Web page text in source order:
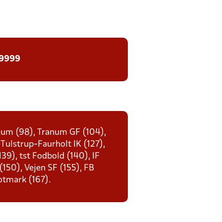
(98), Tranum GF (104),
Faurholt IK (127),
tst Fodbold (140), IF
Vejen SF (155), FB
(167).